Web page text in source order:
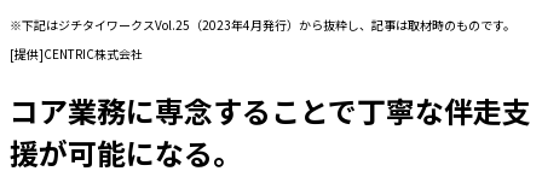
※下記はジチタイワークスVol.25（2023年4月発行）から抜粋し、記事は取材時のものです。
[提供]CENTRIC株式会社
コア業務に専念することで丁寧な伴走支
援が可能になる。